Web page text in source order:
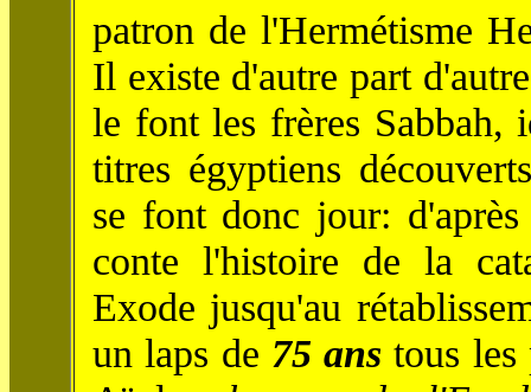
patron de l'Hermétisme
Il existe d'autre part
le font les frères Sabbah,
titres égyptiens
se font donc jour:
conte l'histoire de la
Exode jusqu'au
un laps de 75 ans tous les